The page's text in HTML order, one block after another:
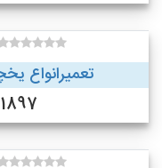
تعمیرانواع